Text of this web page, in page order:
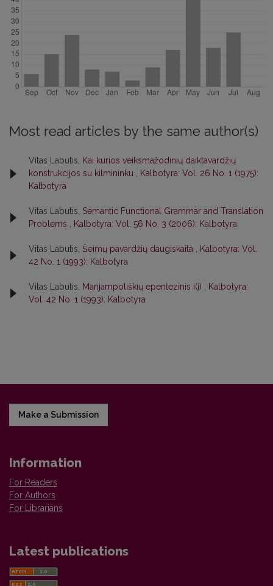
Most read articles by the same author(s)
Vitas Labutis,
Kai kurios veiksmažodinių daiktavardžių
konstrukcijos su kilmininku
Kalbotyra: Vol. 26 No. 1 (1975):
Kalbotyra
Vitas Labutis, Semantic Functional Grammar and Translation
Problems
Kalbotyra: Vol. 56 No. 3 (2006): Kalbotyra
Vitas Labutis, Šeimų pavardžių daugiskaita
Kalbotyra: Vol.
42 No. 1 (1993): Kalbotyra
Vitas Labutis, Marijampoliškių epentezinis i(į)
Kalbotyra:
Vol. 42 No. 1 (1993): Kalbotyra
Make a Submission
Information
For Readers
For Authors
For Librarians
Latest publications